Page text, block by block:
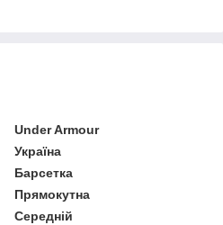
Under Armour
Україна
Барсетка
Прямокутна
Середній